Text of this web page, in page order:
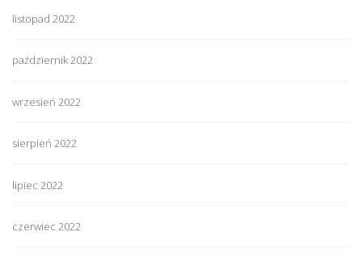
listopad 2022
październik 2022
wrzesień 2022
sierpień 2022
lipiec 2022
czerwiec 2022